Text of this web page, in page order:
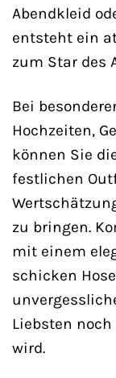
Abendkleid
entsteht ein
zum Star des
Bei
Hochzeiten,
können Sie
festlichen
zu bringen.
mit einem
schicken
Liebsten
wird.